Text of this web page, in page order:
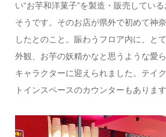
い“お芋和洋菓子”を製造・販売してい
そうです。そのお店が県外で初めて神
したとのこと。賑わうフロア内に、と
外観、お芋の妖精かなと思うような愛
キャラクターに迎えられました。テイ
トインスペースのカウンターもあります